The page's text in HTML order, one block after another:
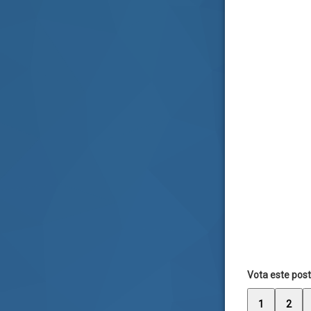
Vota este
1 2